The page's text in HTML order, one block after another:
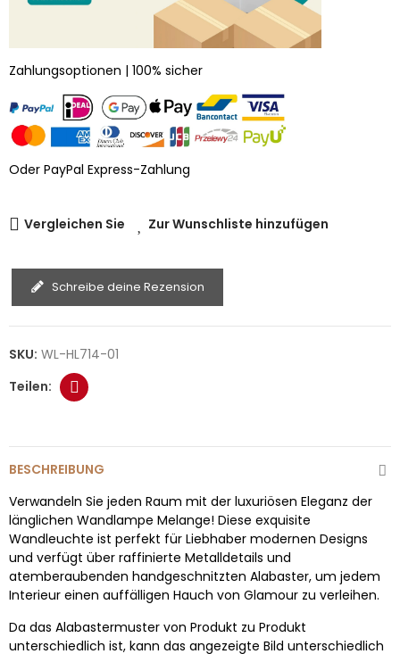
Zahlungsoptionen | 100% sicher
Oder PayPal Express-Zahlung
Vergleichen Sie Zur Wunschliste hinzufügen
Schreibe deine Rezension
SKU: WL-HL714-01
BESCHREIBUNG
Verwandeln Sie jeden Raum mit der luxuriösen Eleganz der
länglichen Wandlampe Melange! Diese exquisite
Wandleuchte ist perfekt für Liebhaber modernen Designs
und verfügt über raffinierte Metalldetails und
atemberaubenden handgeschnitzten Alabaster, um jedem
Interieur einen auffälligen Hauch von Glamour zu verleihen.
Da das Alabastermuster von Produkt zu Produkt
unterschiedlich ist, kann das angezeigte Bild unterschiedlich